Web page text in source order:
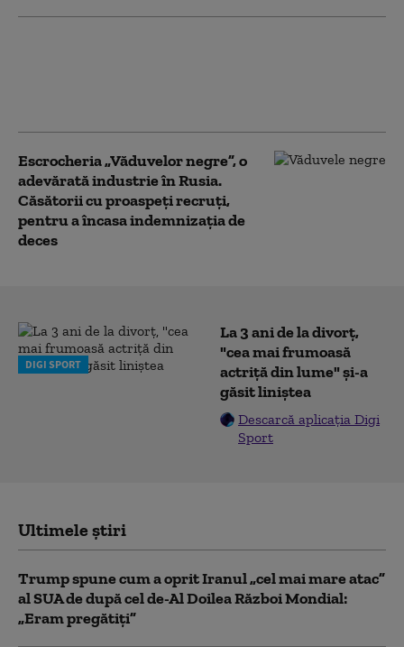
Escrocheria „Văduvelor negre”, o
adevărată industrie în Rusia.
Căsătorii cu proaspeți recruți,
pentru a încasa indemnizaţia de
deces
DIGI SPORT
La 3 ani de la divorț,
"cea mai frumoasă
actriță din lume" și-a
găsit liniștea
Descarcă aplicația Digi
Sport
Ultimele știri
Trump spune cum a oprit Iranul „cel mai mare atac”
al SUA de după cel de-Al Doilea Război Mondial:
„Eram pregătiți”